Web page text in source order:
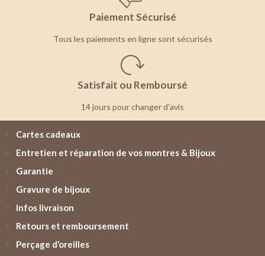
Paiement Sécurisé
Tous les paiements en ligne sont sécurisés
Satisfait ou Remboursé
14 jours pour changer d'avis
Cartes cadeaux
Entretien et réparation de vos montres & Bijoux
Garantie
Gravure de bijoux
Infos livraison
Retours et remboursement
Perçage d’oreilles